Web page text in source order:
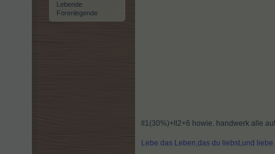
Lebende
Forenlegende
ll1(30%)+ll2+6 howie. handwerk alle
Lebe das Leben,das du liebst,und